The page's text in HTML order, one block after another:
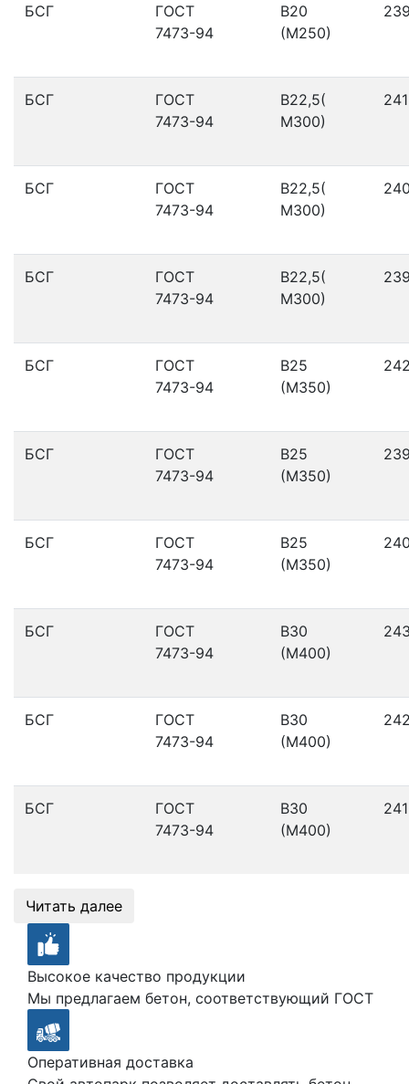
БСГ
ГОСТ
7473-94
В20
(М250)
БСГ
ГОСТ
7473-94
В22,5(
М300)
БСГ
ГОСТ
7473-94
В22,5(
М300)
БСГ
ГОСТ
7473-94
В22,5(
М300)
БСГ
ГОСТ
7473-94
В25
(М350)
БСГ
ГОСТ
7473-94
В25
(М350)
БСГ
ГОСТ
7473-94
В25
(М350)
БСГ
ГОСТ
7473-94
В30
(М400)
БСГ
ГОСТ
7473-94
В30
(М400)
БСГ
ГОСТ
7473-94
В30
(М400)
Читать далее
Высокое качество продукции
Мы предлагаем бетон, соответствующий ГОСТ
Оперативная доставка